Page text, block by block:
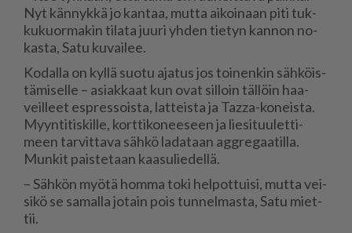
Nyt kän­nyk­kä jo kan­taa, mut­ta ai­koi­naan piti tuk­
ku­kuor­ma­kin ti­la­ta juu­ri yh­den tie­tyn kan­non no­
kas­ta, Satu ku­vai­lee.
Ko­dal­la on kyl­lä suo­tu aja­tus jos toi­nen­kin säh­köis­
tä­mi­sel­le – asi­ak­kaat kun ovat sil­loin täl­löin haa­
veil­leet esp­res­sois­ta, lat­teis­ta ja Taz­za-ko­neis­ta.
Myyn­ti­tis­kil­le, kort­ti­ko­nee­seen ja lie­si­tuu­let­ti­
meen tar­vit­ta­va säh­kö la­da­taan ag­g­re­gaa­til­la.
Mun­kit pais­te­taan kaa­su­lie­del­lä.
– Säh­kön myö­tä hom­ma toki hel­pot­tui­si, mut­ta vei­
si­kö se sa­mal­la jo­tain pois tun­nel­mas­ta, Satu miet­
tii.